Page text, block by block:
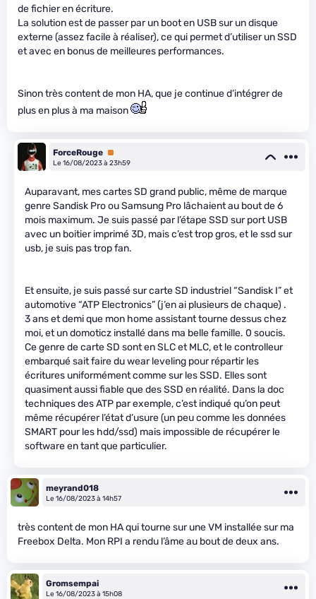
de fichier en écriture.
La solution est de passer par un boot en USB sur un disque
externe (assez facile à réaliser), ce qui permet d’utiliser un SSD
et avec en bonus de meilleures performances.
Sinon très content de mon HA, que je continue d’intégrer de
plus en plus à ma maison
ForceRouge Premium
Le 16/08/2023 à 23h59
Auparavant, mes cartes SD grand public, même de marque
genre Sandisk Pro ou Samsung Pro lâchaient au bout de 6
mois maximum. Je suis passé par l’étape SSD sur port USB
avec un boitier imprimé 3D, mais c’est trop gros, et le ssd sur
usb, je suis pas trop fan.
Et ensuite, je suis passé sur carte SD industriel “Sandisk I” et
automotive “ATP Electronics” (j’en ai plusieurs de chaque) .
3 ans et demi que mon home assistant tourne dessus chez
moi, et un domoticz installé dans ma belle famille. 0 soucis.
Ce genre de carte SD sont en SLC et MLC, et le controlleur
embarqué sait faire du wear leveling pour répartir les
écritures uniformément comme sur les SSD. Elles sont
quasiment aussi fiable que des SSD en réalité. Dans la doc
techniques des ATP par exemple, c’est indiqué qu’on peut
même récupérer l’état d’usure (un peu comme les données
SMART pour les hdd/ssd) mais impossible de récupérer le
software en tant que particulier.
meyrand018
Le 16/08/2023 à 14h57
très content de mon HA qui tourne sur une VM installée sur ma
Freebox Delta. Mon RPI a rendu l’âme au bout de deux ans.
Gromsempai
Le 16/08/2023 à 15h08